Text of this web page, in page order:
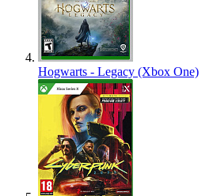
Hogwarts - Legacy (Xbox One)